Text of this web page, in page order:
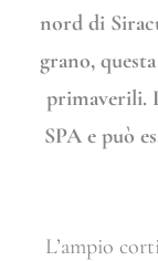
nord di
grano,
primaverili.
SPA e può
L’ampio